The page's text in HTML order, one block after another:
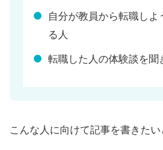
自分が教員から転職しよ
る人
転職した人の体験談を聞
こんな人に向けて記事を書きたい